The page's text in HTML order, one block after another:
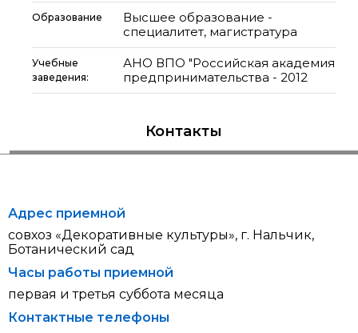
Образование
Высшее образование -
специалитет, магистратура
Учебные
заведения:
АНО ВПО "Российская академия
предпринимательства - 2012
Контакты
Адрес приемной
совхоз «Декоративные культуры», г. Нальчик,
Ботанический сад
Часы работы приемной
первая и третья суббота месяца
Контактные телефоны